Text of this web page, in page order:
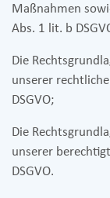
Maßnahmen
Abs. 1 lit. b
Die
unserer
DSGVO;
Die
unserer
DSGVO.